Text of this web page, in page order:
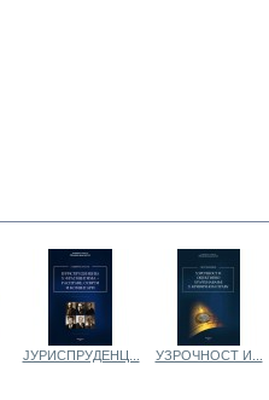
ЈУРИСПРУДЕНЦ... УЗРОЧНОСТ И...